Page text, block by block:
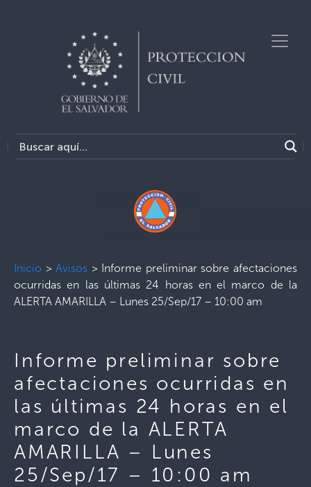
Inicio >Avisos > Informe preliminar sobre afectaciones
ocurridas en las últimas 24 horas en el marco de la
ALERTA AMARILLA – Lunes 25/Sep/17 – 10:00 am
Informe preliminar sobre
afectaciones ocurridas en
las últimas 24 horas en el
marco de la ALERTA
AMARILLA – Lunes
25/Sep/17 – 10:00 am